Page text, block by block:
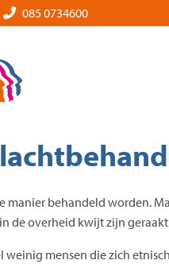
085 0734600
manier behandeld worden.
de overheid kwijt zijn
weinig mensen die zich